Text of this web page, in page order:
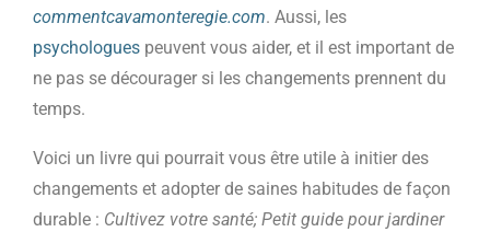
commentcavamonteregie.com. Aussi, les
psychologues peuvent vous aider, et il est important de
ne pas se décourager si les changements prennent du
temps.
Voici un livre qui pourrait vous être utile à initier des
changements et adopter de saines habitudes de façon
durable : Cultivez votre santé; Petit guide pour jardiner